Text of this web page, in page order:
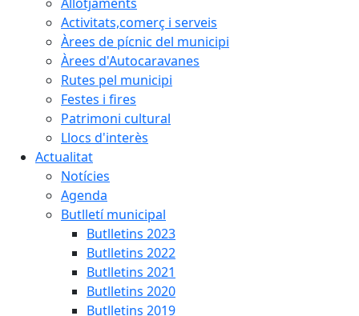
Activitats,comerç i serveis
Àrees de pícnic del municipi
Àrees d'Autocaravanes
Rutes pel municipi
Festes i fires
Patrimoni cultural
Llocs d'interès
Actualitat
Notícies
Agenda
Butlletí municipal
Butlletins 2023
Butlletins 2022
Butlletins 2021
Butlletins 2020
Butlletins 2019